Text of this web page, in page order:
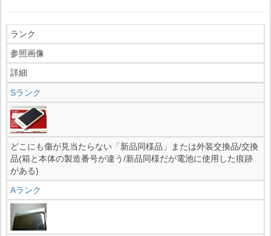
ランク
参照画像
詳細
Sランク
どこにも傷が見当たらない「新品同様品」または外装交換品/交換
品(箱と本体の製造番号が違う/新品同様だが電池に使用した痕跡
がある)
Aランク